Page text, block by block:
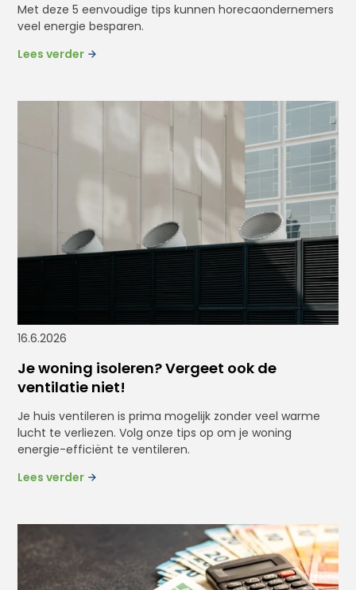
Met deze 5 eenvoudige tips kunnen horecaondernemers
veel energie besparen.
Lees verder
16.6.2026
Je woning isoleren? Vergeet ook de
ventilatie niet!
Je huis ventileren is prima mogelijk zonder veel warme
lucht te verliezen. Volg onze tips op om je woning
energie-efficiënt te ventileren.
Lees verder